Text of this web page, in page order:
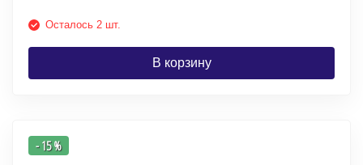
Осталось 2 шт.
В корзину
- 15 %